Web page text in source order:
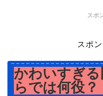
スポ
スポ
かわいすぎ
らでは何役？